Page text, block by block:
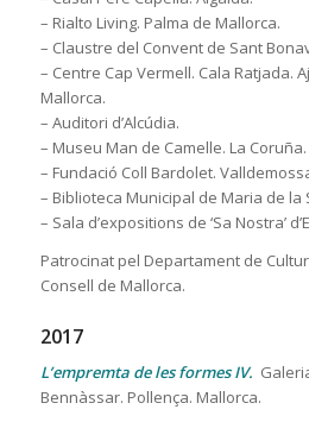
– Rialto Living. Palma de Mallorca.
– Claustre del Convent de Sant
– Centre Cap Vermell. Cala Ratjada.
Mallorca.
– Auditori d’Alcúdia.
– Museu Man de Camelle. La Coruña.
– Fundació Coll Bardolet.
– Biblioteca Municipal de Maria de la
– Sala d’expositions de ‘Sa Nostra’
Patrocinat pel Departament de
Consell de Mallorca.
2017
L’empremta de les formes IV.
Bennàssar. Pollença. Mallorca.